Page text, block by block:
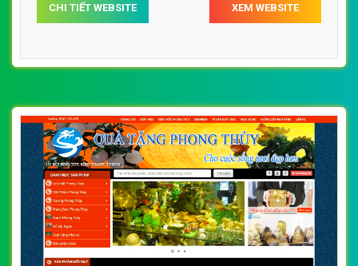
CHI TIẾT WEBSITE XEM WEBSITE